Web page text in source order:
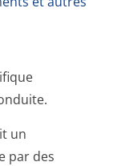
un
par des